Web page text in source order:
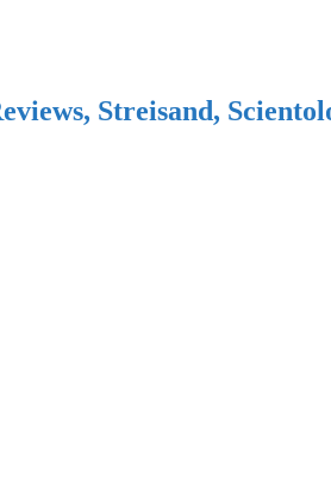
Streisand,